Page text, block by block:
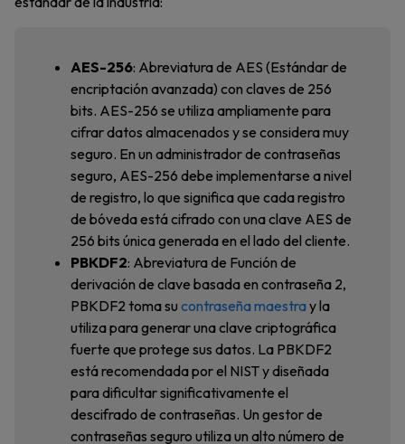
AES-256: Abreviatura de AES (Estándar de
encriptación avanzada) con claves de 256
bits. AES-256 se utiliza ampliamente para
cifrar datos almacenados y se considera muy
seguro. En un administrador de contraseñas
seguro, AES-256 debe implementarse a nivel
de registro, lo que significa que cada registro
de bóveda está cifrado con una clave AES de
256 bits única generada en el lado del cliente.
PBKDF2: Abreviatura de Función de
derivación de clave basada en contraseña 2,
PBKDF2 toma su contraseña maestray la
utiliza para generar una clave criptográfica
fuerte que protege sus datos. La PBKDF2
está recomendada por el NIST y diseñada
para dificultar significativamente el
descifrado de contraseñas. Un gestor de
contraseñas seguro utiliza un alto número de